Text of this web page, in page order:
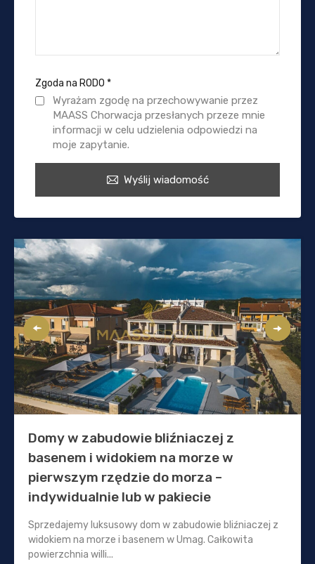
Zgoda na RODO *
Wyrażam zgodę na przechowywanie przez
MAASS Chorwacja przesłanych przeze mnie
informacji w celu udzielenia odpowiedzi na
moje zapytanie.
Wyślij wiadomość
Domy w zabudowie bliźniaczej z
basenem i widokiem na morze w
pierwszym rzędzie do morza –
indywidualnie lub w pakiecie
Sprzedajemy luksusowy dom w zabudowie bliźniaczej z
widokiem na morze i basenem w Umag. Całkowita
powierzchnia willi...